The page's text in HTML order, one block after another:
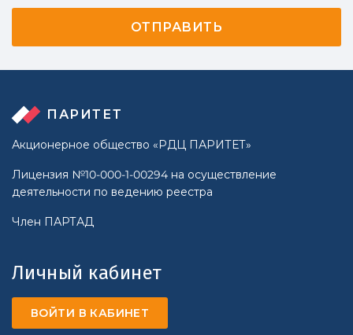
ПАРИТЕТ
Акционерное общество «РДЦ ПАРИТЕТ»
Лицензия №10-000-1-00294 на осуществление
деятельности по ведению реестра
Член ПАРТАД
Личный кабинет
ВОЙТИ В КАБИНЕТ